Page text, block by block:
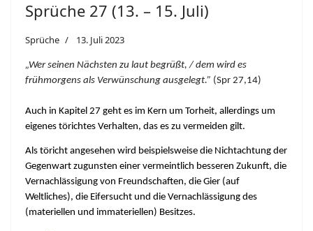
Sprüche 27 (13. – 15. Juli)
Sprüche 13. Juli 2023
„Wer seinen Nächsten zu laut begrüßt, / dem wird es
frühmorgens als Verwünschung ausgelegt.” (Spr 27,14)
Auch in Kapitel 27 geht es im Kern um Torheit, allerdings um
eigenes törichtes Verhalten, das es zu vermeiden gilt.
Als töricht angesehen wird beispielsweise die Nichtachtung der
Gegenwart zugunsten einer vermeintlich besseren Zukunft, die
Vernachlässigung von Freundschaften, die Gier (auf
Weltliches), die Eifersucht und die Vernachlässigung des
(materiellen und immateriellen) Besitzes.